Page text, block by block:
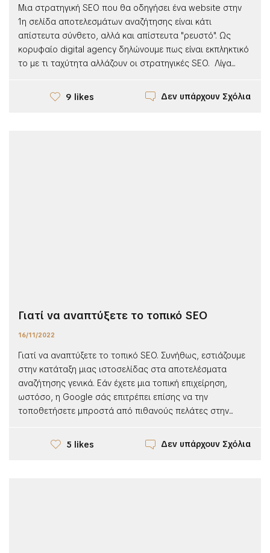
Μια στρατηγική SEO που θα οδηγήσει ένα website στην
1η σελίδα αποτελεσμάτων αναζήτησης είναι κάτι
απίστευτα σύνθετο, αλλά και απίστευτα "ρευστό". Ως
κορυφαίο digital agency δηλώνουμε πως είναι εκπληκτικό
το με τι ταχύτητα αλλάζουν οι στρατηγικές SEO. Λίγα...
9 likes Δεν υπάρχουν Σχόλια
Γιατί να αναπτύξετε το τοπικό SEO
16/11/2022
Γιατί να αναπτύξετε το τοπικό SEO. Συνήθως, εστιάζουμε
στην κατάταξη μιας ιστοσελίδας στα αποτελέσματα
αναζήτησης γενικά. Εάν έχετε μια τοπική επιχείρηση,
ωστόσο, η Google σάς επιτρέπει επίσης να την
τοποθετήσετε μπροστά από πιθανούς πελάτες στην...
5 likes Δεν υπάρχουν Σχόλια